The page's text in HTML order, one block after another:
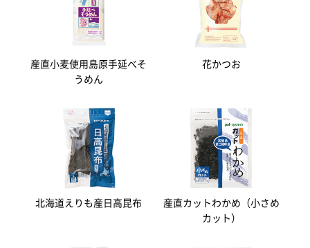
産直小麦使用島原手延べそ
うめん
花かつお
北海道えりも産日高昆布
産直カットわかめ（小さめ
カット）